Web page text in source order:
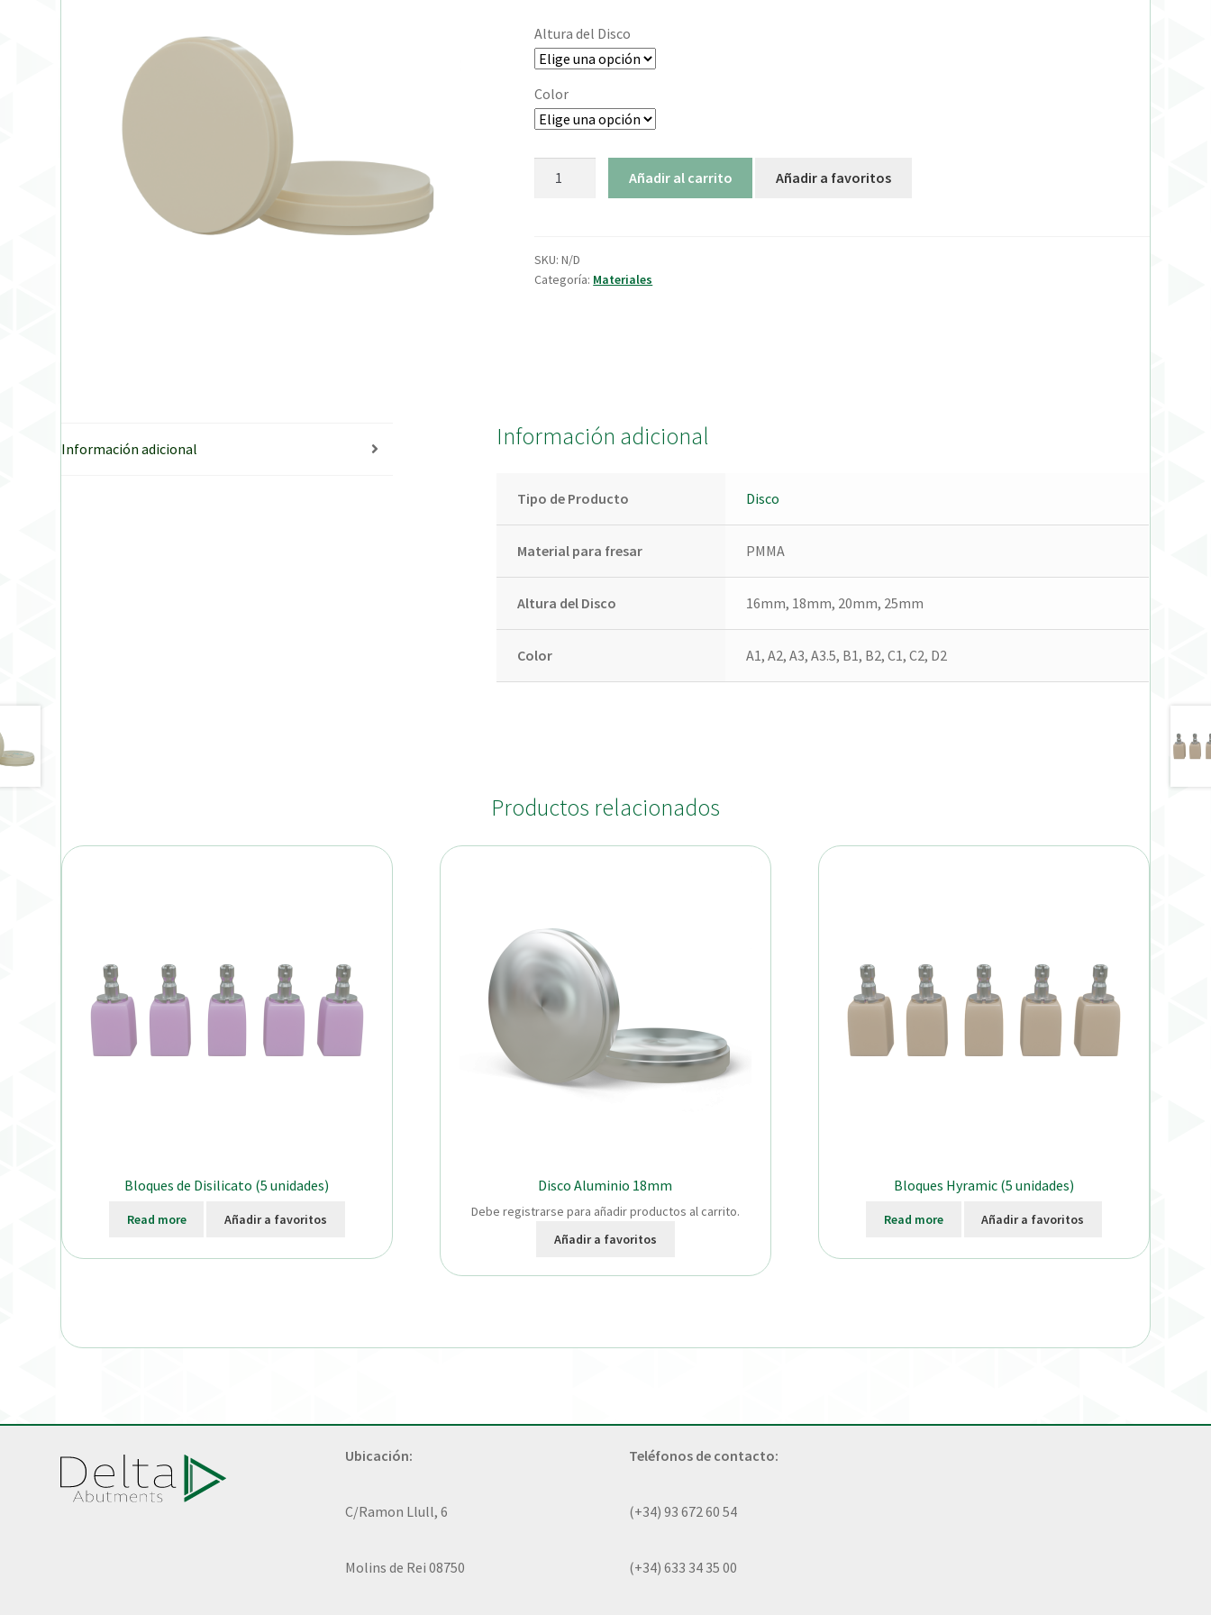
Altura del Disco
Color
cantidad
Añadir al carrito Añadir a favoritos
SKU:N/D
Categoría: Materiales
Información adicional Información adicional
Tipo de Producto Disco
Material para fresar PMMA
Altura del Disco 16mm, 18mm, 20mm, 25mm
Color A1, A2, A3, A3.5, B1, B2, C1, C2, D2
Productos relacionados
Bloques de Disilicato (5 unidades)
Read more Añadir a favoritos
Disco Aluminio 18mm
Debe registrarse para añadir productos al carrito.
Añadir a favoritos
Bloques Hyramic (5 unidades)
Read more Añadir a favoritos
Ubicación:
C/Ramon Llull, 6
Molins de Rei 08750
Teléfonos de contacto:
(+34) 93 672 60 54
(+34) 633 34 35 00